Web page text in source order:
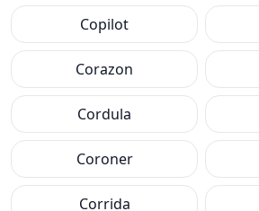
Copilot
Corazon
Cordula
Coroner
Corrida